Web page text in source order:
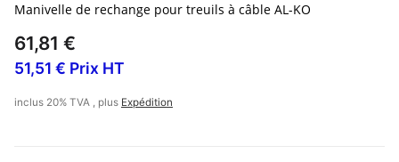
Manivelle de rechange pour treuils à câble AL-KO
61,81 €
51,51 € Prix HT
inclus 20% TVA , plus Expédition